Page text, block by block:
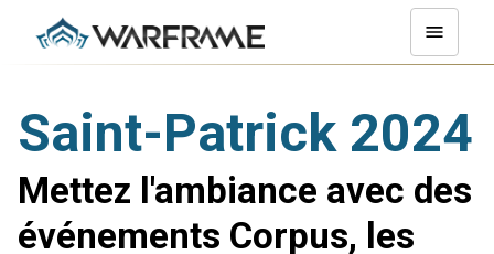
Saint-Patrick 2024
Mettez l'ambiance avec des
événements Corpus, les